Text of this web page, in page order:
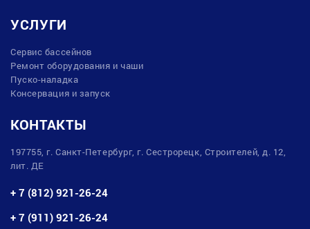
УСЛУГИ
Сервис бассейнов
Ремонт оборудования и чаши
Пуско-наладка
Консервация и запуск
КОНТАКТЫ
197755, г. Санкт-Петербург, г. Сестрорецк, Строителей, д. 12,
лит. ДЕ
+ 7 (812) 921-26-24
+ 7 (911) 921-26-24